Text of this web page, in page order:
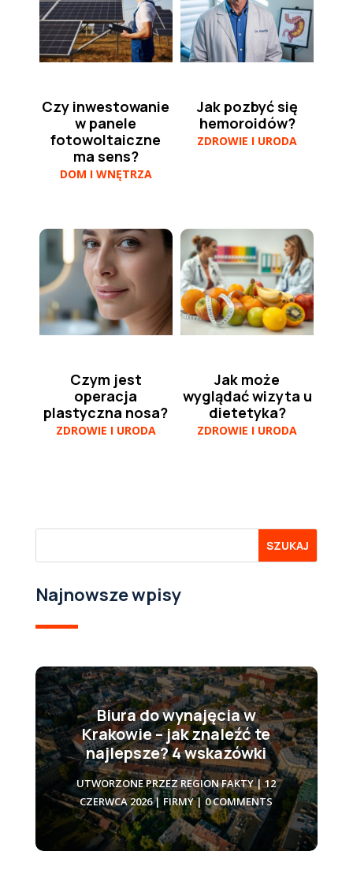
Czy inwestowanie
w panele
fotowoltaiczne
ma sens?
DOM I WNĘTRZA
Jak pozbyć się
hemoroidów?
ZDROWIE I URODA
Czym jest
operacja
plastyczna nosa?
ZDROWIE I URODA
Jak może
wyglądać wizyta u
dietetyka?
ZDROWIE I URODA
Najnowsze wpisy
Biura do wynajęcia w
Krakowie – jak znaleźć te
najlepsze? 4 wskazówki
UTWORZONE PRZEZREGION FAKTY|12
CZERWCA 2026| FIRMY| 0 COMMENTS